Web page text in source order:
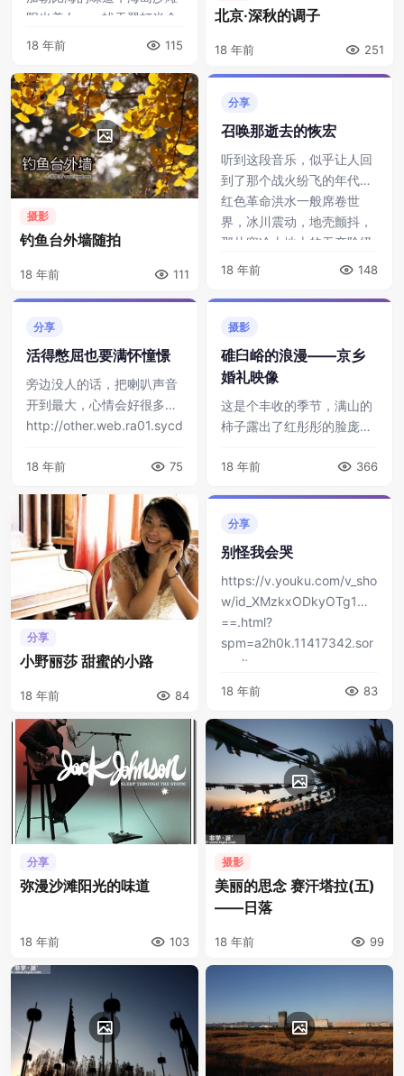
阳光美女…… 找天翼打半个
小时的CS，灌博客，然后睡
18 年前 115
北京·深秋的调子
18 年前 251
摄影
钓鱼台外墙随拍
18 年前 111
分享
召唤那逝去的恢宏
听到这段音乐，似乎让人回
到了那个战火纷飞的年代。
红色革命洪水一般席卷世
界，冰川震动，地壳颤抖，
那片寒冷土地上的无产阶级
猛然觉醒，一个历史上最为
18 年前 148
分享
活得憋屈也要满怀憧憬
旁边没人的话，把喇叭声音
开到最大，心情会好很多。
http://other.web.ra01.sycd
48/58 ...
18 年前 75
摄影
碓臼峪的浪漫——京乡
婚礼映像
这是个丰收的季节，满山的
柿子露出了红彤彤的脸庞。
的人们，来到了这个京郊的
年的欢悦风华，见 ...
18 年前 366
分享
小野丽莎 甜蜜的小路
18 年前 84
分享
别怪我会哭
https://v.youku.com/v_sho
w/id_XMzkxODkyOTg1Mg
==.html?
spm=a2h0k.11417342.sor
esult ...
18 年前 83
分享
弥漫沙滩阳光的味道
18 年前 103
摄影
美丽的思念 赛汗塔拉(五)
——日落
18 年前 99